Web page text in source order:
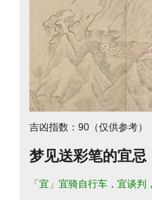
吉凶指数：90（仅供参考）
梦见送彩笔的宜忌
「宜」宜骑自行车，宜谈判